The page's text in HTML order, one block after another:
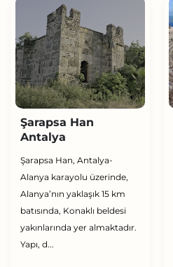
Şarapsa Han
Antalya
Şarapsa Han, Antalya-
Alanya karayolu üzerinde,
Alanya’nın yaklaşık 15 km
batısında, Konaklı beldesi
yakınlarında yer almaktadır.
Yapı, d...